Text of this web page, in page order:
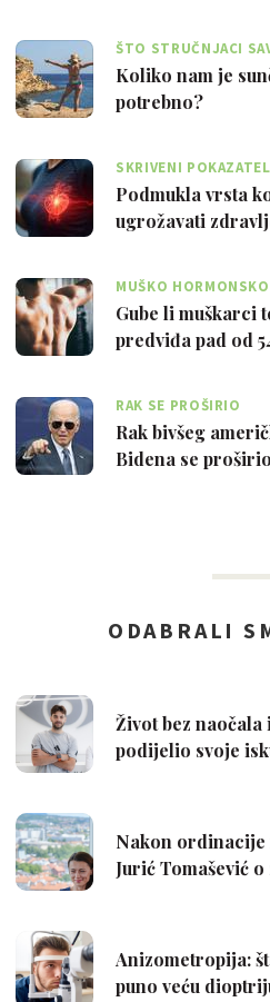
ŠTO STRUČNJACI
Koliko nam je
potrebno?
SKRIVENI
RIZIKA
Podmukla vrsta
ugrožavati
MUŠKO
ZDRAVLJE
Gube li muškarci
predviđa pad od
RAK SE PROŠIRIO
Rak bivšeg
Bidena se